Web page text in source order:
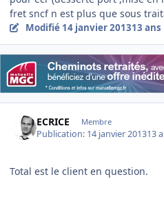
fret sncf n est plus que sous
Modifié 14 janvier 201313 ans
ECRICE Membre
Publication: 14 janvier 201313
Total est le client en question.